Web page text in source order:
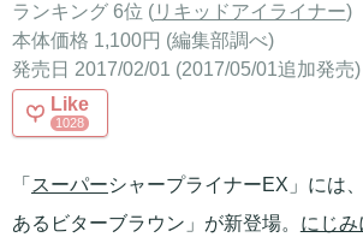
ランキング 6位 (リキッドアイライナー)
本体価格 1,100円 (編集部調べ)
発売日 2017/02/01 (2017/05/01追加発売)
Like
1028
「 スーパーシャープライナーEX」には
あるビターブラウン」が新登場。 にじみ